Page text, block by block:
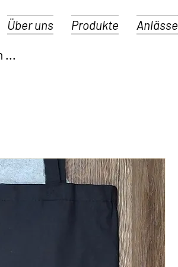
Über uns Produkte Anlässe